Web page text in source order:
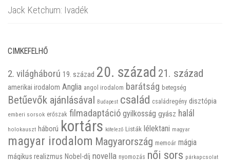
Jack Ketchum: Ivadék
CIMKEFELHŐ
2. világháború 19. század 20. század 21. század
amerikai irodalom Anglia angol irodalom barátság betegség
Betűevők ajánlásával Budapest család családregény disztópia
emberi sorsok erőszak filmadaptáció gyilkosság gyász halál
holokauszt háború kortárs kötelező Listák lélektani magyar
magyar irodalom Magyarország memoár mágia
mágikus realizmus Nobel-díj novella nyomozás női sors párkapcsolat